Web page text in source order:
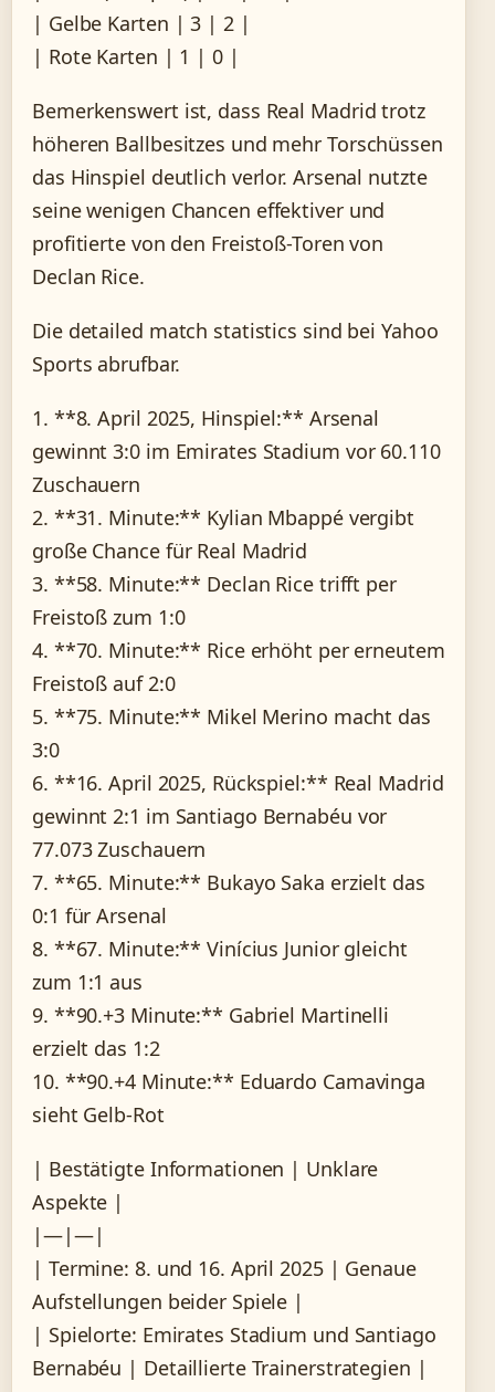
| Gelbe Karten | 3 | 2 |
| Rote Karten | 1 | 0 |
Bemerkenswert ist, dass Real Madrid trotz
höheren Ballbesitzes und mehr Torschüssen
das Hinspiel deutlich verlor. Arsenal nutzte
seine wenigen Chancen effektiver und
profitierte von den Freistoß-Toren von
Declan Rice.
Die detailed match statistics sind bei Yahoo
Sports abrufbar.
1. **8. April 2025, Hinspiel:** Arsenal
gewinnt 3:0 im Emirates Stadium vor 60.110
Zuschauern
2. **31. Minute:** Kylian Mbappé vergibt
große Chance für Real Madrid
3. **58. Minute:** Declan Rice trifft per
Freistoß zum 1:0
4. **70. Minute:** Rice erhöht per erneutem
Freistoß auf 2:0
5. **75. Minute:** Mikel Merino macht das
3:0
6. **16. April 2025, Rückspiel:** Real Madrid
gewinnt 2:1 im Santiago Bernabéu vor
77.073 Zuschauern
7. **65. Minute:** Bukayo Saka erzielt das
0:1 für Arsenal
8. **67. Minute:** Vinícius Junior gleicht
zum 1:1 aus
9. **90.+3 Minute:** Gabriel Martinelli
erzielt das 1:2
10. **90.+4 Minute:** Eduardo Camavinga
sieht Gelb-Rot
| Bestätigte Informationen | Unklare
Aspekte |
|—|—|
| Termine: 8. und 16. April 2025 | Genaue
Aufstellungen beider Spiele |
| Spielorte: Emirates Stadium und Santiago
Bernabéu | Detaillierte Trainerstrategien |